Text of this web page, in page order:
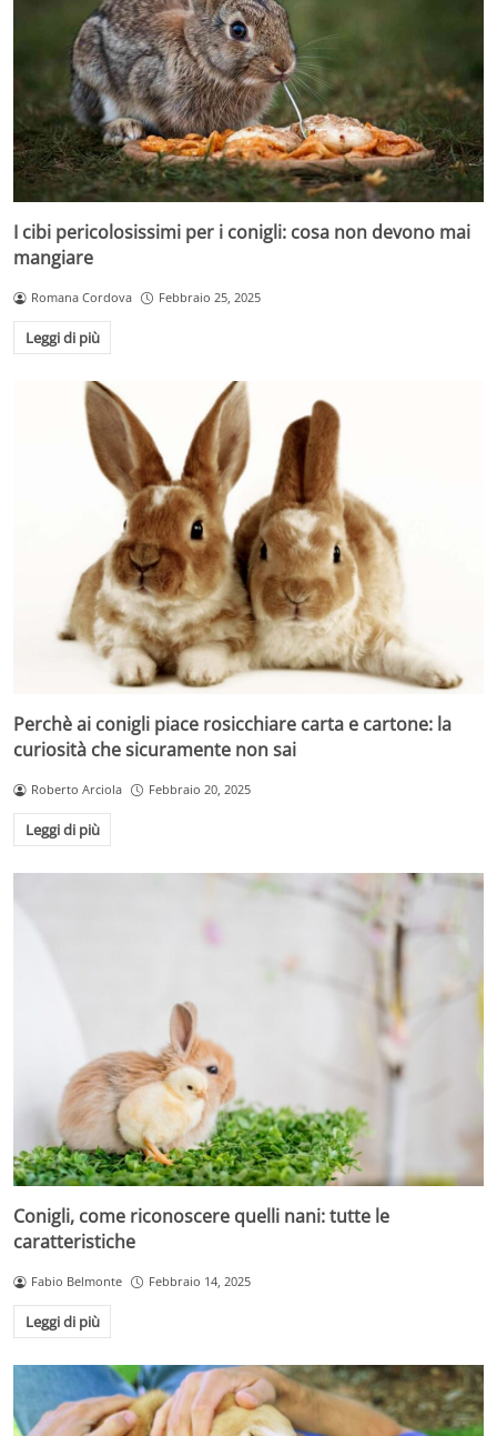
I cibi pericolosissimi per i conigli: cosa non devono mai
mangiare
Romana Cordova Febbraio 25, 2025
Leggi di più
Perchè ai conigli piace rosicchiare carta e cartone: la
curiosità che sicuramente non sai
Roberto Arciola Febbraio 20, 2025
Leggi di più
Conigli, come riconoscere quelli nani: tutte le
caratteristiche
Fabio Belmonte Febbraio 14, 2025
Leggi di più